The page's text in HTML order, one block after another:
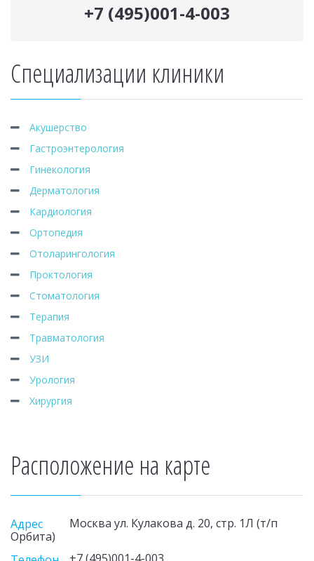
+7 (495)001-4-003
Специализации клиники
Акушерство
Гастроэнтерология
Гинекология
Дерматология
Кардиология
Ортопедия
Отоларингология
Проктология
Стоматология
Терапия
Травматология
УЗИ
Урология
Хирургия
Расположение на карте
Адрес
Москва ул. Кулакова д. 20, стр. 1Л (т/п
Орбита)